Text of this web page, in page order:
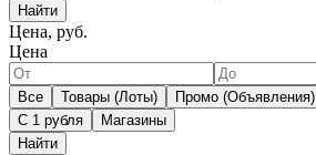
Найти
Цена, руб.
Цена
Все Товары (Лоты) Промо (Объявления)
С 1 рубля
Магазины